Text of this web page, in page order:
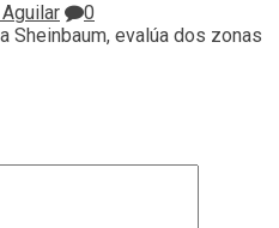
0
Sheinbaum, evalúa ⁠dos zonas